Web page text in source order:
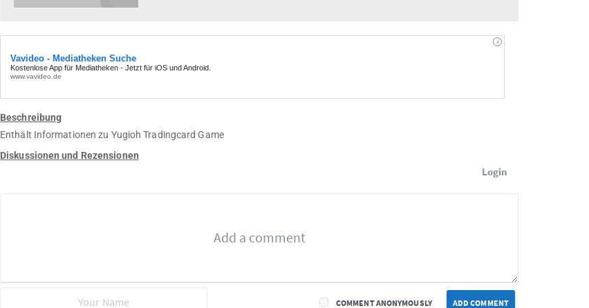
Beschreibung
Enthält Informationen zu Yugioh Tradingcard Game
Diskussionen und Rezensionen
Login
ADD COMMENT
COMMENT ANONYMOUSLY